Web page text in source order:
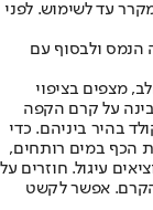
עד לשימוש. לפני
ולבסוף עם
מצפים בציפוי
על קרם הקפה
שוקולד בהיר ביניהם. כדי
הכף במים רותחים,
עיגול. חוזרים על
הקרם. אפשר לקשט